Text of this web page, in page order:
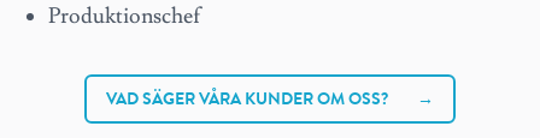
Produktionschef
VAD SÄGER VÅRA KUNDER OM OSS? →